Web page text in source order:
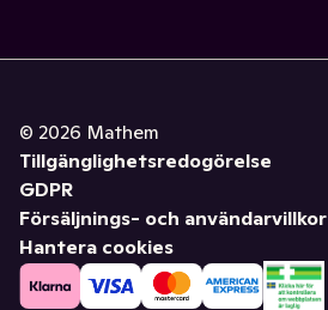
© 2026 Mathem
Tillgänglighetsredogörelse
GDPR
Försäljnings- och användarvillkor
Hantera cookies